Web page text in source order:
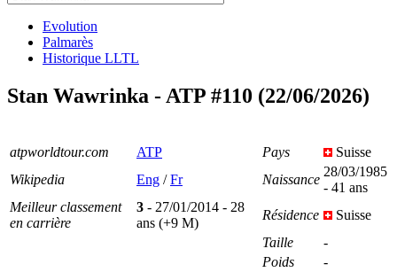
Evolution
Palmarès
Historique LLTL
Stan Wawrinka - ATP #110 (22/06/2026)
atpworldtour.com ATP Pays
Suisse
Wikipedia
Eng /Fr Naissance
28/03/1985
- 41 ans
Meilleur classement
en carrière
3 - 27/01/2014 - 28
ans (+9 M)
Résidence
Suisse
Taille
-
Poids
-